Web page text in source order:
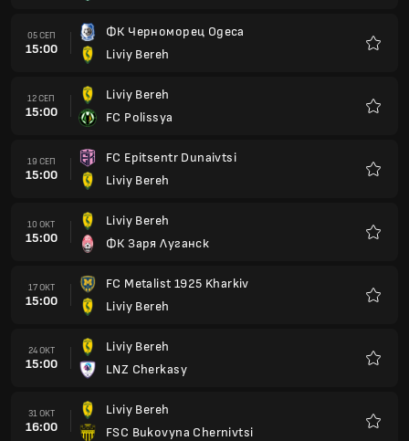
05 СЕП
15:00
ФК Черноморец Одеса
Liviy Bereh
12 СЕП
15:00
Liviy Bereh
FC Polissya
19 СЕП
15:00
FC Epitsentr Dunaivtsi
Liviy Bereh
10 ОКТ
15:00
Liviy Bereh
ФК Заря Луганск
17 ОКТ
15:00
FC Metalist 1925 Kharkiv
Liviy Bereh
24 ОКТ
15:00
Liviy Bereh
LNZ Cherkasy
31 ОКТ
16:00
Liviy Bereh
FSC Bukovyna Chernivtsi